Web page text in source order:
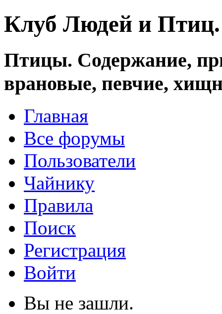
Клуб Людей и
Птицы. Содержание,
врановые, певчие,
Главная
Все форумы
Пользователи
Чайнику
Правила
Поиск
Регистрация
Войти
Вы не зашли.